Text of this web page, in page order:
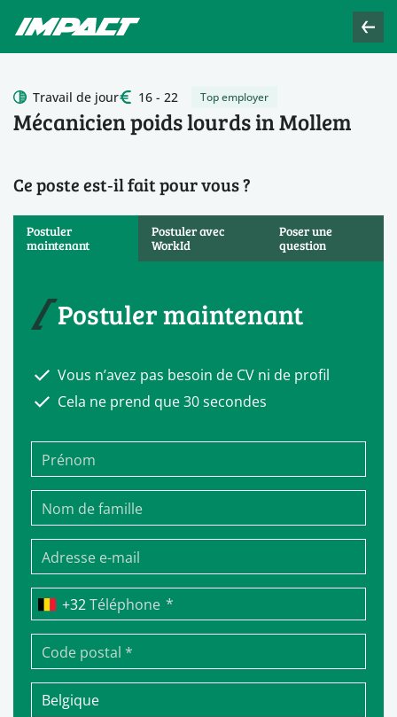
Mécanicien poids lourds in Mollem
Travail de jour 16 - 22 Top employer
Ce poste est‑il fait pour vous ?
Postuler
maintenant
Postuler avec
WorkId
Poser une
question
Postuler maintenant
Vous n’avez pas besoin de CV ni de profil
Cela ne prend que 30 secondes
Téléphone *